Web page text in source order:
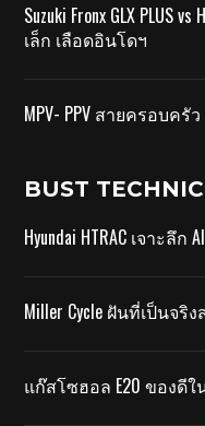
Suzuki Fronx GLX PLUS
เล็ก เลือดอินโดฯ
MPV- PPV สายครอบค
BUST TECHNIC
Hyundai HTRAC เจาะลึ
Miller Cycle ฝันที่เป็นจริ
แก๊สโซฮอล E20 ของดี